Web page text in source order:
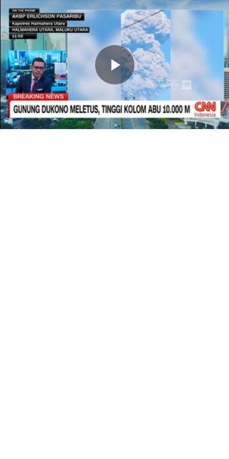
Memutarkan
Video